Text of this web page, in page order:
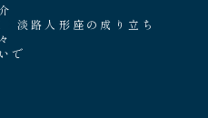
淡路人形座の成り立ち
で